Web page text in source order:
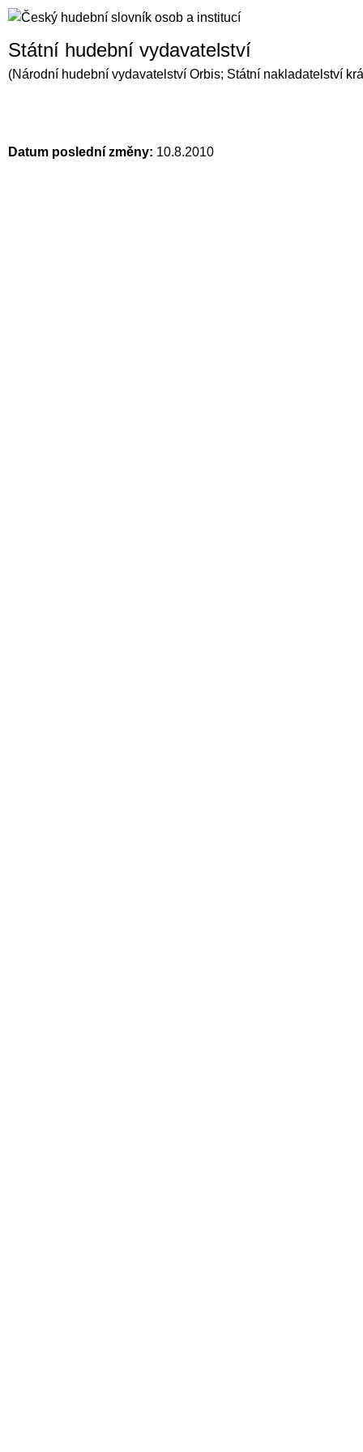
Státní hudební vydavatelství
(Národní hudební vydavatelství Orbis; Státní nakladatelství
Datum poslední změny: 10.8.2010